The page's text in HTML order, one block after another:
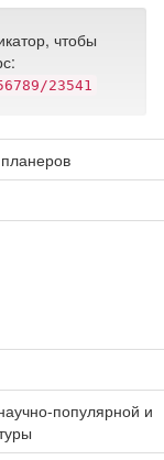
чтобы
23541
популярной и